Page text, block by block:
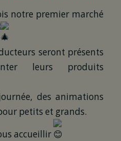
notre premier marché
seront présents
leurs produits
des animations
petits et grands.
accueillir